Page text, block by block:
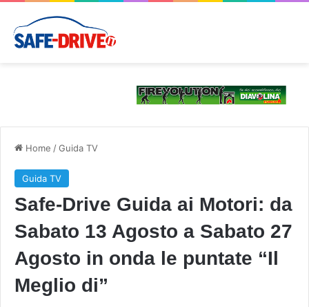
Home /Guida TV
Guida TV
Safe-Drive Guida ai Motori: da
Sabato 13 Agosto a Sabato 27
Agosto in onda le puntate “Il
Meglio di”